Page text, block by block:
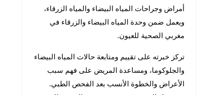
أمراض وجراحات المياه البيضاء والمياه الزرقاء،
ويعمل ضمن وحدة المياه البيضاء والزرقاء في
مغربي الصحية للعيون.
تركز خبرته على تقييم ومتابعة حالات المياه البيضاء
والجلوكوما، ومساعدة المريض على فهم سبب
الأعراض والخطوة الأنسب بعد الفحص الطبي.